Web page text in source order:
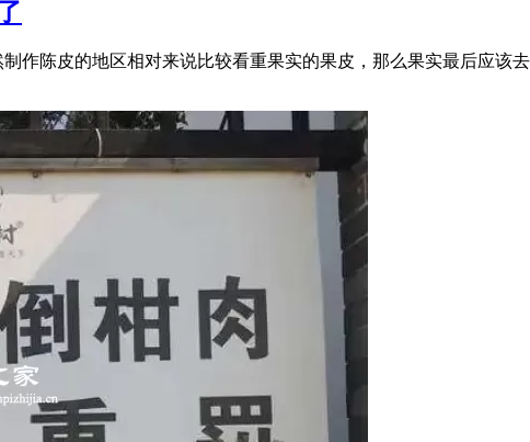
作陈皮的地区相对来说比较看重果实的果皮，那么果实最后应该